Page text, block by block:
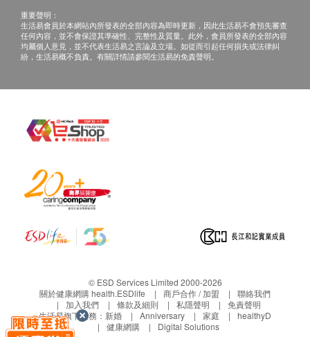
重要聲明：
生活易會員於本網站內所發表的全部內容為即時更新，因此生活易不會預先審查
任何內容，並不會保證其準確性、完整性及質量。此外，會員所發表的全部內容
均屬個人意見，並不代表生活易之言論及立場。如從而引起任何損失或法律糾
紛，生活易概不負責。有關詳情請參閱生活易的免責聲明。
© ESD Services Limited 2000-2026
關於健康網購 health.ESDlife
商戶合作 / 加盟
聯絡我們
加入我們
條款及細則 私隱聲明
免責聲明
生活易旗下業務： 新婚 Anniversary 家庭
healthyD
健康網購
Digital Solutions